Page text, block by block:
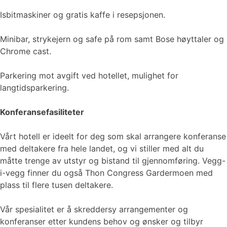
Isbitmaskiner og gratis kaffe i resepsjonen.
Minibar, strykejern og safe på rom samt Bose høyttaler og
Chrome cast.
Parkering mot avgift ved hotellet, mulighet for
langtidsparkering.
Konferansefasiliteter
Vårt hotell er ideelt for deg som skal arrangere konferanse
med deltakere fra hele landet, og vi stiller med alt du
måtte trenge av utstyr og bistand til gjennomføring. Vegg-
i-vegg finner du også Thon Congress Gardermoen med
plass til flere tusen deltakere.
Vår spesialitet er å skreddersy arrangementer og
konferanser etter kundens behov og ønsker og tilbyr